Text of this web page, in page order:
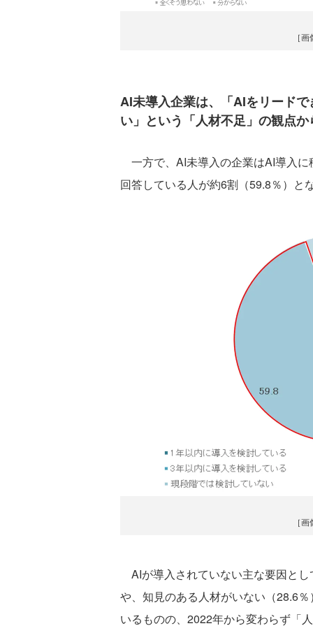
［
AI未導入企業は、「AIをリード
い」という「人材不足」の観点
一方で、AI未導入の企業はAI導入
回答している人が約6割（59.8％）と
［
AIが導入されていない主な要因と
や、知見のある人材がいない（28.6
いるものの、2022年から変わらず「